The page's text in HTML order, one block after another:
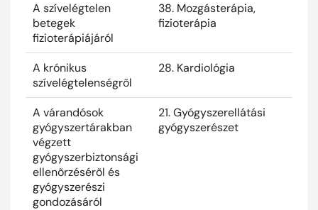
A szívelégtelen
betegek
fizioterápiájáról
38. Mozgásterápia,
fizioterápia
A krónikus
szívelégtelenségrõl
28. Kardiológia
A várandósok
gyógyszertárakban
végzett
gyógyszerbiztonsági
ellenõrzésérõl és
gyógyszerészi
gondozásáról
21. Gyógyszerellátási
gyógyszerészet